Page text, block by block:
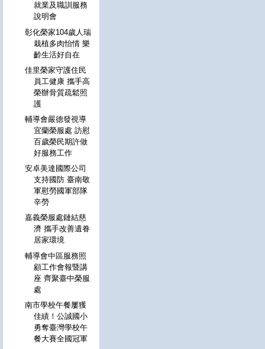
就業及職訓服務
說明會
彰化榮家104歲人瑞
栽植多肉怡情 樂
齡生活好自在
佳里榮家守護住民
員工健康 攜手高
榮辦骨質疏鬆照
護
輔導會嚴德發視導
宜蘭榮服處 訪慰
百歲榮民期許做
好服務工作
安卓美達國際公司
支持國防 臺南敬
軍慰勞國軍部隊
辛勞
嘉義榮服處鏈結慈
濟 攜手改善遺眷
居家環境
輔導會中區服務照
顧工作會報暨講
座 齊聚臺中榮服
處
南市學校午餐屢獲
佳績！公誠國小
勇奪臺灣學校午
餐大賽全國冠軍